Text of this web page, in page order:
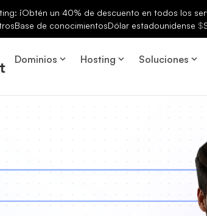
¡Obtén un 40% de descuento en todos los
Base de conocimientosDólar estadounidense $
Dominios Hosting Soluciones